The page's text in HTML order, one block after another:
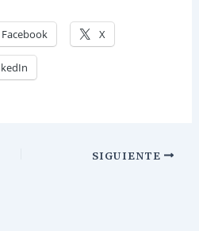
Facebook X
SIGUIENTE